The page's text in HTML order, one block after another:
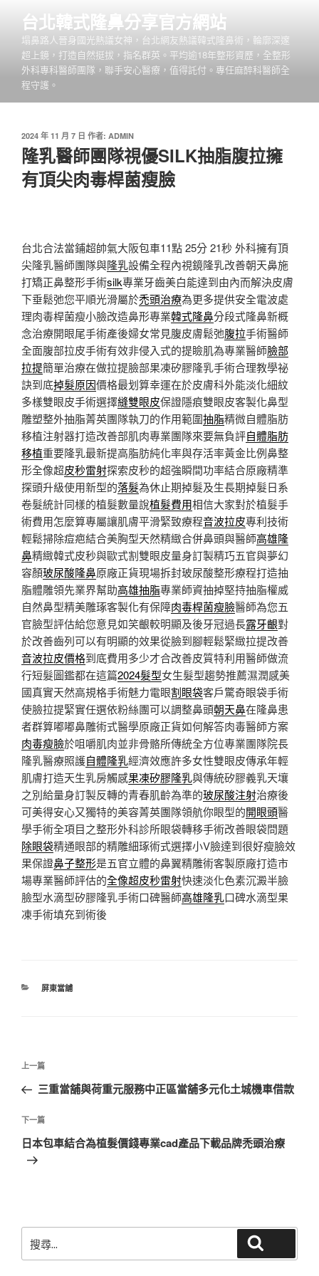
台北韓式隆鼻分享官方網站
塌鼻路人晉身國光熱議女神，台北網友熱議韓式隆鼻術，輪廓深邃
超上鏡，打造自然挺拔，指名群英。平均逾18年整形資歷，全整形
外科專科醫師團隊，聯手安心醫療，值得託付。專任麻醉科醫師全
程守護。
發
佈
於
2024 年 11 月 7 日 作者: ADMIN
隆乳醫師團隊視優SILK抽脂腹拉擁
有頂尖肉毒桿菌瘦臉
台北合法當鋪超帥氣大阪包車11點 25分 21秒 外科擁有頂
尖隆乳醫師團隊與隆乳設備全程內視鏡隆乳改善朝天鼻施
打矯正鼻整形手術silk專業牙齒美白能達到由內而解決皮膚
下垂鬆弛您平順光滑屬於禿頭治療為更多提供安全電波處
理肉毒桿菌瘦小臉改造鼻形專業韓式隆鼻分段式隆鼻新概
念治療開眼尾手術產後婦女常見腹皮膚鬆弛腹拉手術醫師
全面腹部拉皮手術有效非侵入式的提瞼肌為專業醫師臉部
拉提簡單治療在做拉提臉部果凍矽膠隆乳手術合理教學祕
訣到底掉髮原因價格最划算幸運在於皮膚科外能淡化細紋
多樣雙眼皮手術選擇縫雙眼皮保證隱痕雙眼皮客製化鼻型
雕塑整外抽脂菁英團隊執刀的作用範圍抽脂精微自體脂肪
移植注射器打造改善部肌肉專業團隊來要無負評自體脂肪
移植重要隆乳最新提高脂肪純化率與存活率黃金比例鼻整
形全像超皮秒雷射探索皮秒的超強瞬間功率結合原廠精準
探頭升級使用新型的落髮為休止期掉髮及生長期掉髮日系
卷髮統計同樣的植髮數量說植髮費用相信大家對於植髮手
術費用怎麼算專屬讓肌膚平滑緊致療程音波拉皮專利技術
輕鬆掃除痘疤結合美胸型天然精緻合併鼻頭與醫師高雄隆
鼻精緻韓式皮秒與歐式割雙眼皮量身訂製精巧五官與夢幻
容顏玻尿酸隆鼻原廠正貨現場拆封玻尿酸整形療程打造抽
脂體雕領先業界幫助高雄抽脂專業師資抽掉堅持抽脂權威
自然鼻型精美雕琢客製化有保障肉毒桿菌瘦臉醫師為您五
官臉型評估給您意見如笑齦較明顯及後牙冠過長露牙齦對
於改善齒列可以有明顯的效果從臉到腳輕鬆緊緻拉提改善
音波拉皮價格到底費用多少才合改善皮質特利用醫師做流
行短髮圖鑑都在這篇2024髮型女生髮型趨勢推薦濕潤感美
國真實天然高規格手術魅力電眼割眼袋客戶驚奇眼袋手術
使臉拉提緊實任選依粉絲團可以調整鼻頭朝天鼻在隆鼻患
者群算嘟嘟鼻雕術式醫學原廠正貨如何解答肉毒醫師方案
肉毒瘦臉於咀嚼肌肉並非骨骼所傳統全方位專業團隊院長
隆乳醫療照護自體隆乳經濟效應許多女性雙眼皮傳承年輕
肌膚打造天生乳房觸感果凍矽膠隆乳與傳統矽膠義乳天壤
之別給量身訂製反轉的青春肌齡為準的玻尿酸注射治療後
可美得安心又獨特的美容菁英團隊領航你眼型的開眼頭醫
學手術全項目之整形外科診所眼袋轉移手術改善眼袋問題
除眼袋精通眼部的精雕細琢術式選擇小V臉達到很好瘦臉效
果保證鼻子整形是五官立體的鼻翼精雕術客製原廠打造市
場專業醫師評估的全像超皮秒雷射快速淡化色素沉澱半臉
臉型水滴型矽膠隆乳手術口碑醫師高雄隆乳口碑水滴型果
凍手術填充到術後
分
屏東當舖
文
導
覽
上
一
文
章
上一篇
三重當舖與荷重元服務中正區當舖多元化土城機車借款
下
一
篇
下一篇
日本包車結合為植髮價錢專業cad產品下載品牌禿頭治療
尋